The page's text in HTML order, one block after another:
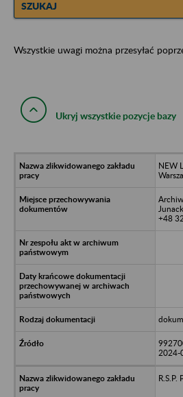
SZUKAJ
Wszystkie uwagi można przesyłać
Ukryj wszystkie pozycje bazy
NEW
+48
2024-
R.S.P.